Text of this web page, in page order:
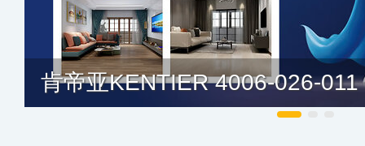
肯帝亚KENTIER 4006-026-011